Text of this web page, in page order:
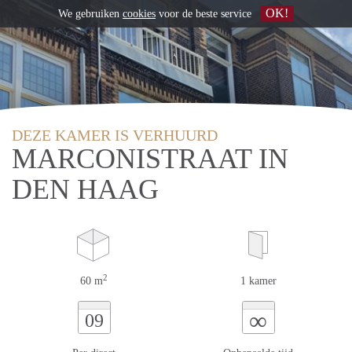
DEZE KAMER IS VERHUURD
MARCONISTRAAT IN
DEN HAAG
60 m2 1 kamer
09 ∞
We gebruiken cookies voor de beste service OK!